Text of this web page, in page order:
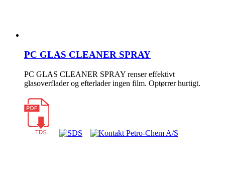
PC GLAS CLEANER SPRAY
PC GLAS CLEANER SPRAY renser effektivt
glasoverflader og efterlader ingen film. Optørrer hurtigt.